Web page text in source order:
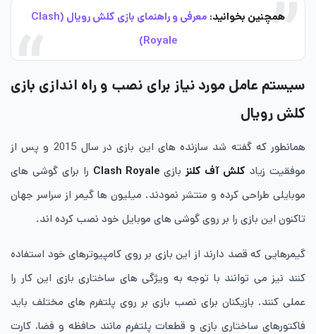
همچنین بخوانید:
معرفی و راهنمای بازی کلش رویال (Clash
Royale)
سیستم عامل مورد نیاز برای نصب و راه اندازی بازی
کلش رویال
همانطور که گفته شد سازنده های این بازی در سال 2015 و پس از
موفقیت زیاد کلش آف کلنز بازی Clash Royale را برای گوشی های
موبایلی طراحی کرده و منتشر نمودند. میلیون ها گیمر از سراسر جهان
تاکنون این بازی را بر روی گوشی های موبایل خود نصب کرده اند.
گیمرهایی که قصد دارند از این بازی بر روی کامپیوترهای خود استفاده
کنند نیز می توانند با توجه به ویژگی های ساختاری بازی این کار را
عملی کنند. بازیکنان برای نصب بازی بر روی پلتفرم های مختلف باید
فاکتورهای ساختاری بازی و قطعات پلتفرم مانند حافظه و فضا، کارت